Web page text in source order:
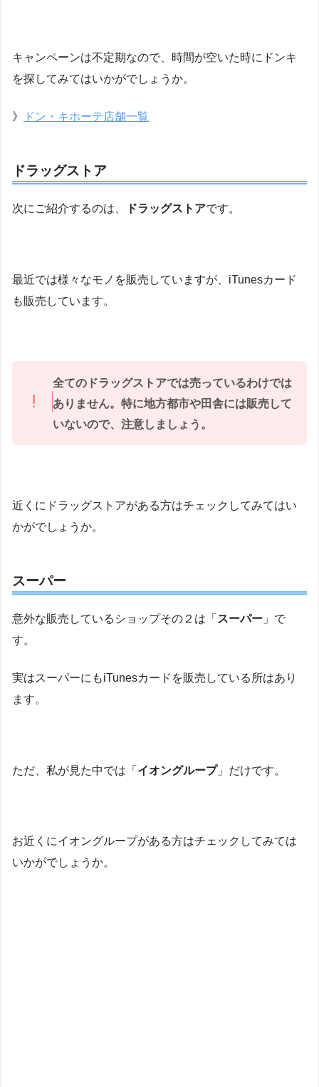
キャンペーンは不定期なので、時間が空いた時にドンキ
を探してみてはいかがでしょうか。
》 ドン・キホーテ店舗一覧
ドラッグストア
次にご紹介するのは、 ドラッグストアです。
最近では様々なモノを販売していますが、iTunesカード
も販売しています。
全てのドラッグストアでは売っているわけでは
ありません。特に地方都市や田舎には販売して
いないので、注意しましょう。
近くにドラッグストアがある方はチェックしてみてはい
かがでしょうか。
スーパー
意外な販売しているショップその２は「 スーパー 」で
す。
実はスーパーにもiTunesカードを販売している所はあり
ます。
ただ、私が見た中では「 イオングループ」だけです。
お近くにイオングループがある方はチェックしてみては
いかがでしょうか。